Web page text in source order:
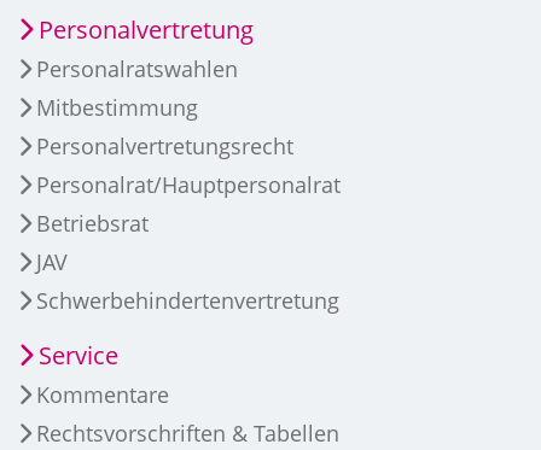
Personalvertretung
Personalratswahlen
Mitbestimmung
Personalvertretungsrecht
Personalrat/Hauptpersonalrat
Betriebsrat
JAV
Schwerbehindertenvertretung
Service
Kommentare
Rechtsvorschriften & Tabellen